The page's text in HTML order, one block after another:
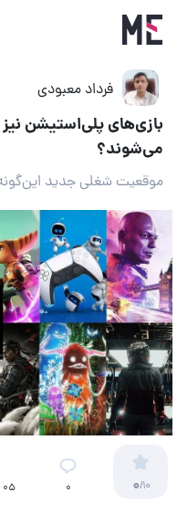
فرداد معبودی
بازی‌های پلی‌استیشن
می‌شوند؟
موقعیت شغلی جدید این‌گونه
0/10 ۰ 05 مرداد 1404